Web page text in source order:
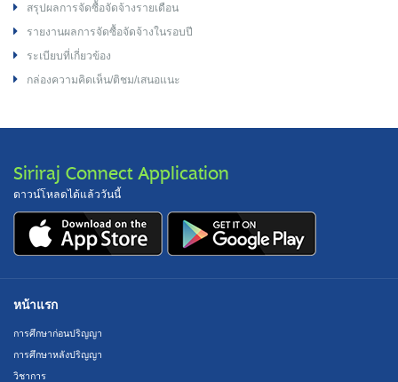
สรุปผลการจัดซื้อจัดจ้างรายเดือน
รายงานผลการจัดซื้อจัดจ้างในรอบปี
ระเบียบที่เกี่ยวข้อง
กล่องความคิดเห็น/ติชม/เสนอแนะ
Siriraj Connect Application
ดาวน์โหลดได้แล้ววันนี้
หน้าแรก
การศึกษาก่อนปริญญา
การศึกษาหลังปริญญา
วิชาการ